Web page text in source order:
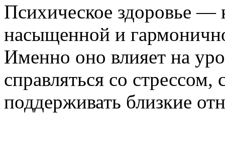
Психическое здоровье —
насыщенной и
Именно оно влияет на
справляться со
поддерживать близкие